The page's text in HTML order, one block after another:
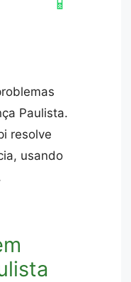
Paulista.
resolve
usando